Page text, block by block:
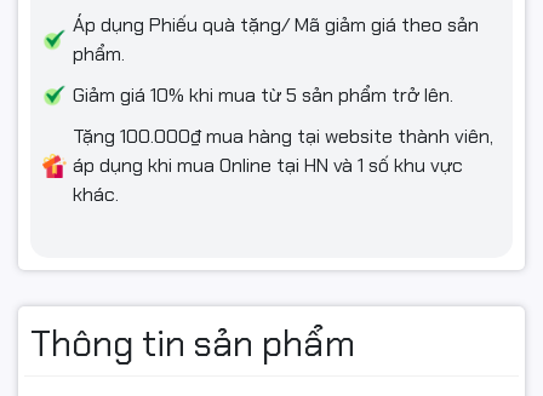
Áp dụng Phiếu quà tặng/ Mã giảm giá theo sản
phẩm.
Giảm giá 10% khi mua từ 5 sản phẩm trở lên.
Tặng 100.000₫ mua hàng tại website thành viên,
áp dụng khi mua Online tại HN và 1 số khu vực
khác.
Thông tin sản phẩm
Tránh chạm tay vào bề mặt trống; lắp đúng vị trí chốt
Nên kiểm tra đồng thời gạt mực, trục từ, bao lụa – quả đào –
✅ Cam kết từ Ngọc Thọ Computer
Nguồn gốc rõ ràng – Hàng mới – Full VAT